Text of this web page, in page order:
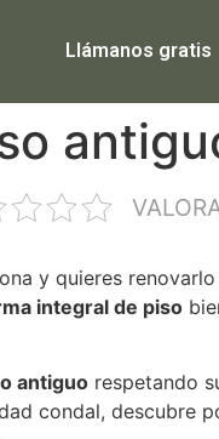
Llámanos gratis
y quieres
integral de piso
antiguo respetando
condal, descubre